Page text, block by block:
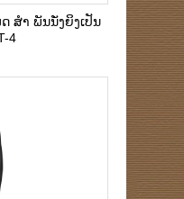
ສຳ ພັນນັ່ງຍິງເປັນ
4